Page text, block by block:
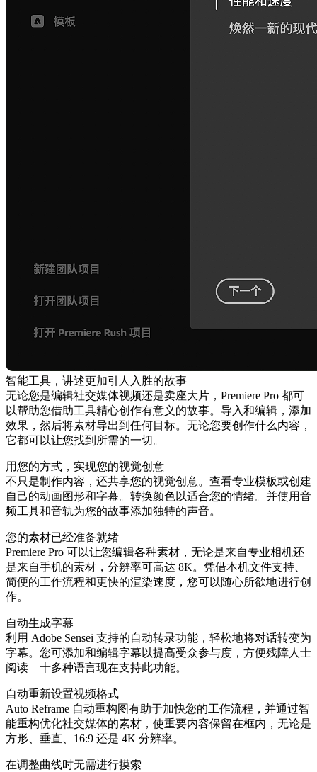
智能工具，讲述更加引人入胜的故事
无论您是编辑社交媒体视频还是卖座大片，Premiere Pro 都可
以帮助您借助工具精心创作有意义的故事。导入和编辑，添加
效果，然后将素材导出到任何目标。无论您要创作什么内容，
它都可以让您找到所需的一切。
用您的方式，实现您的视觉创意
不只是制作内容，还共享您的视觉创意。查看专业模板或创建
自己的动画图形和字幕。转换颜色以适合您的情绪。并使用音
频工具和音轨为您的故事添加独特的声音。
您的素材已经准备就绪
Premiere Pro 可以让您编辑各种素材，无论是来自专业相机还
是来自手机的素材，分辨率可高达 8K。凭借本机文件支持、
简便的工作流程和更快的渲染速度，您可以随心所欲地进行创
作。
自动生成字幕
利用 Adobe Sensei 支持的自动转录功能，轻松地将对话转变为
字幕。您可添加和编辑字幕以提高受众参与度，方便残障人士
阅读 – 十多种语言现在支持此功能。
自动重新设置视频格式
Auto Reframe 自动重构图有助于加快您的工作流程，并通过智
能重构优化社交媒体的素材，使重要内容保留在框内，无论是
方形、垂直、16:9 还是 4K 分辨率。
在调整曲线时无需进行摸索